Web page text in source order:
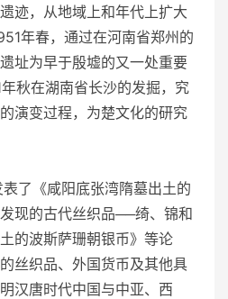
迹，从地域上和年代上扩大
年春，通过在河南省郑州的
址为早于殷墟的又一处重要
秋在湖南省长沙的发掘，究
演变过程，为楚文化的研究
了《咸阳底张湾隋墓出土的
现的古代丝织品──绮、锦和
的波斯萨珊朝银币》等论
丝织品、外国货币及其他具
汉唐时代中国与中亚、西